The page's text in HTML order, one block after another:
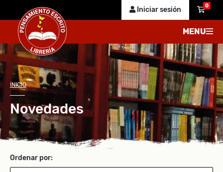
Iniciar sesión 0
MENU
INICIO
Novedades
Ordenar por: